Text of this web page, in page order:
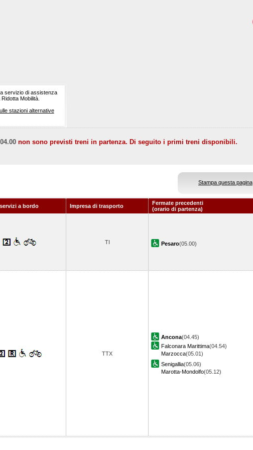
servizio di assistenza
Mobilità.
stazioni alternative
04.00 non sono previsti treni in partenza. Di seguito i primi treni disponibili.
Stampa questa pagina
a bordo Impresa di trasporto
Fermate precedenti
(orario di partenza)
TI Pesaro(05.00)
TTX
Ancona(04.45)
Falconara Marittima(04.54)
Marzocca(05.01)
Senigallia(05.06)
Marotta-Mondolfo(05.12)